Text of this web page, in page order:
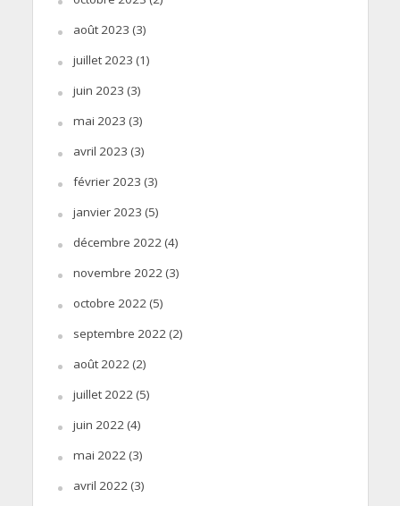
août 2023 (3)
juillet 2023 (1)
juin 2023 (3)
mai 2023 (3)
avril 2023 (3)
février 2023 (3)
janvier 2023 (5)
décembre 2022(4)
novembre 2022(3)
octobre 2022(5)
septembre 2022(2)
août 2022(2)
juillet 2022(5)
juin 2022(4)
mai 2022(3)
avril 2022(3)